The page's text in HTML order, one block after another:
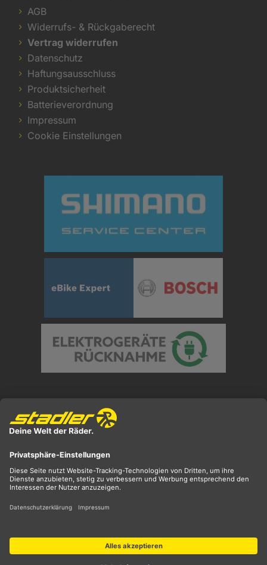
AGB
Widerrufs- & Rückgaberecht
Vertrag widerrufen
Datenschutz
Haftungsausschluss
Produktsicherheit
Batterieverordnung
Impressum
Cookie Einstellungen
** ehemaliger UVP